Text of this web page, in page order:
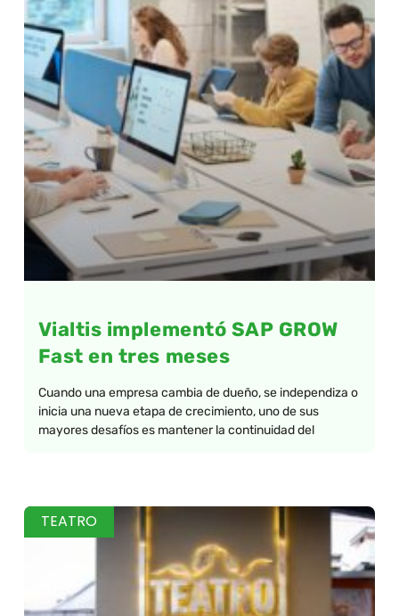
Vialtis implementó SAP GROW
Fast en tres meses
Cuando una empresa cambia de dueño, se independiza o
inicia una nueva etapa de crecimiento, uno de sus
mayores desafíos es mantener la continuidad del
TEATRO